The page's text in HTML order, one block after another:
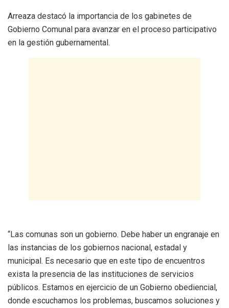
Arreaza destacó la importancia de los gabinetes de
Gobierno Comunal para avanzar en el proceso participativo
en la gestión gubernamental.
“Las comunas son un gobierno. Debe haber un engranaje en
las instancias de los gobiernos nacional, estadal y
municipal. Es necesario que en este tipo de encuentros
exista la presencia de las instituciones de servicios
públicos. Estamos en ejercicio de un Gobierno obediencial,
donde escuchamos los problemas, buscamos soluciones y